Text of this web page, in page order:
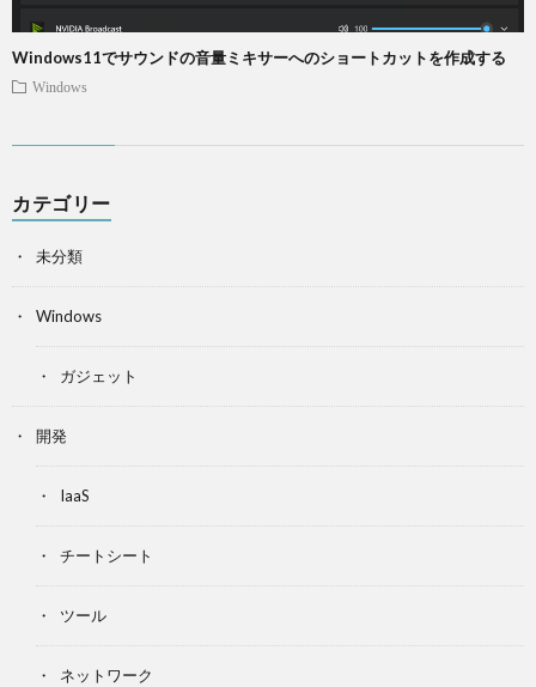
Windows11でサウンドの音量ミキサーへのショートカットを作成する
Windows
カテゴリー
未分類
Windows
ガジェット
開発
IaaS
チートシート
ツール
ネットワーク